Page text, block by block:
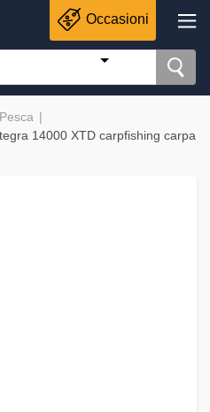
Occasioni
Pesca
14000 XTD carpfishing carpa